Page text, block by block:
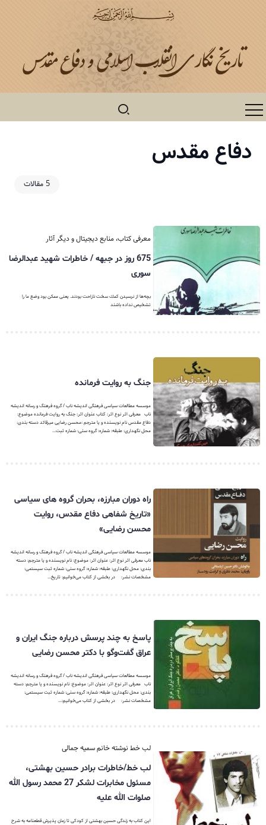
دفاع مقدس
5 مقالات
معرفی کتاب، منابع دیجیتال و دیگر آثار
675 روز در جبهه / خاطرات شهید عبدالرضا
سوری
بچه‌ها از نرسیدن كمك سخت ناراحت بودند. یعنی ممكن بود وضع ما را
تشخیص نداده باشند
جنگ به روایت فرمانده
موسسه مطالعات سیاسی فرهنگی اندیشه ناب / گروه فرهنگ و رسانه اندیشه
ناب معرفی اثر نوع اثر: کتاب عنوان اثر: جنگ به روایت فرمانده موضوع:
دفاع مقدس نام نویسنده و یا مترجم :محسن رضایی میرقائد دسته بندی:
محل نگهداری: طبقه: شماره: گروه سنی: شماره ثبت...
راه دوران مبارزه، بحران گروه های سیاسی
«تاریخ شفاهی دفاع مقدس، روایت
محسن رضایی»
موسسه مطالعات سیاسی فرهنگی اندیشه ناب / گروه فرهنگ و رسانه اندیشه
ناب معرفی اثر نوع اثر: عنوان اثر: موضوع: نام نویسنده و یا مترجم: دسته
بندی: محل نگهداری: طبقه: شماره: گروه سنی: شماره ثبت سیستمی:
مشخصات نشر: ‏‫ ‏ در بخشی از کتاب می‌خوانیم: تاریخ...
پاسخ به چند پرسش درباره جنگ ایران و
عراق گفت‌و‌گو با دکتر محسن رضایی
موسسه مطالعات سیاسی فرهنگی اندیشه ناب / گروه فرهنگ و رسانه اندیشه
ناب معرفی اثر نوع اثر: عنوان اثر: موضوع: نام نویسنده و یا مترجم: دسته
بندی: محل نگهداری: طبقه: شماره: گروه سنی: شماره ثبت سیستمی:
مشخصات نشر: ‏‫ ‏ در بخشی از کتاب می‌خوانیم:...
لب خط نوشته خانم سمیه جمالی
لب خط/خاطرات برادر حسین بهشتی،
مسئول مخابرات لشکر 27 محمد رسول الله
صلوات الله علیه
این کتاب به زندگی حسین بهشتی از کودکی تا زمان پذیرش قطعنامه به شرح